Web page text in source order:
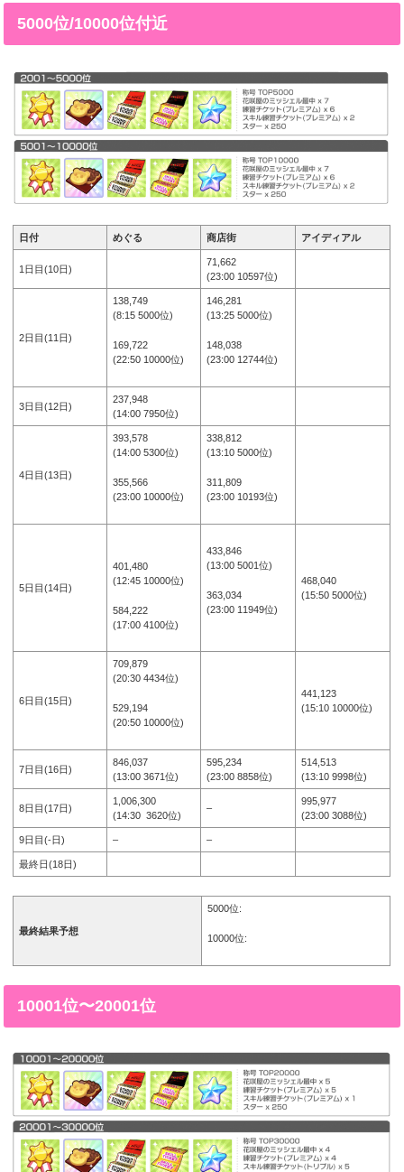
5000位/10000位付近
日付 めぐる 商店街 アイディアル
1日目(10日)
71,662
(23:00 10597位)
2日目(11日)
138,749
(8:15 5000位)
169,722
(22:50 10000位)
146,281
(13:25 5000位)
148,038
(23:00 12744位)
3日目(12日)
237,948
(14:00 7950位)
4日目(13日)
393,578
(14:00 5300位)
355,566
(23:00 10000位)
338,812
(13:10 5000位)
311,809
(23:00 10193位)
5日目(14日)
401,480
(12:45 10000位)
584,222
(17:00 4100位)
433,846
(13:00 5001位)
363,034
(23:00 11949位)
468,040
(15:50 5000位)
6日目(15日)
709,879
(20:30 4434位)
529,194
(20:50 10000位)
441,123
(15:10 10000位)
7日目(16日)
846,037
(13:00 3671位)
595,234
(23:00 8858位)
514,513
(13:10 9998位)
8日目(17日)
1,006,300
(14:30 3620位)
–
995,977
(23:00 3088位)
9日目(-日) – –
最終日(18日)
最終結果予想
5000位:
10000位:
10001位〜20001位